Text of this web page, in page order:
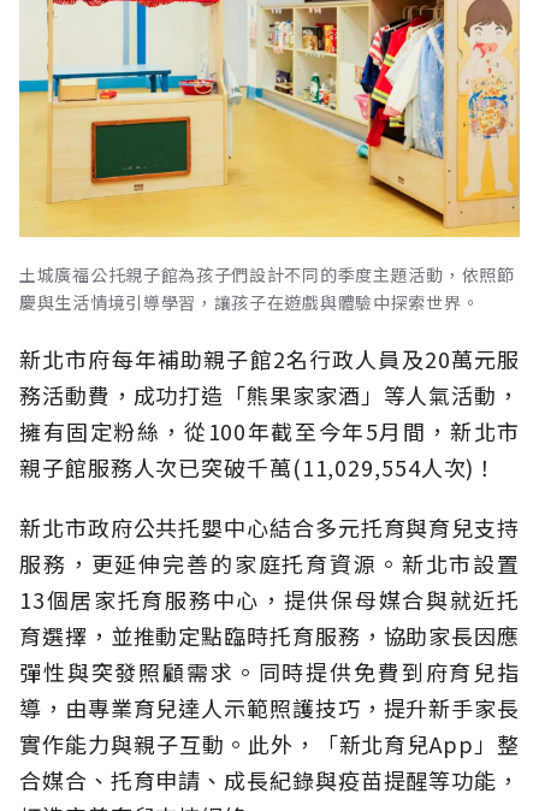
土城廣福公托親子館為孩子們設計不同的季度主題活動，依照節
慶與生活情境引導學習，讓孩子在遊戲與體驗中探索世界。
新北市府每年補助親子館2名行政人員及20萬元服
務活動費，成功打造「熊果家家酒」等人氣活動，
擁有固定粉絲，從100年截至今年5月間，新北市
親子館服務人次已突破千萬(11,029,554人次)！
新北市政府公共托嬰中心結合多元托育與育兒支持
服務，更延伸完善的家庭托育資源。新北市設置
13個居家托育服務中心，提供保母媒合與就近托
育選擇，並推動定點臨時托育服務，協助家長因應
彈性與突發照顧需求。同時提供免費到府育兒指
導，由專業育兒達人示範照護技巧，提升新手家長
實作能力與親子互動。此外，「新北育兒App」整
合媒合、托育申請、成長紀錄與疫苗提醒等功能，